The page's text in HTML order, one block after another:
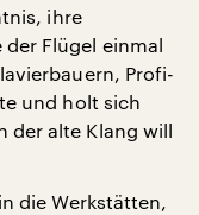
ihre
Flügel einmal
Profi-
und holt sich
der alte Klang will
die Werkstätten,